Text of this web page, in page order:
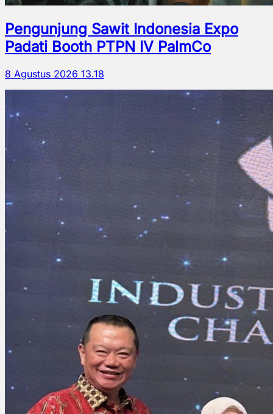
Pengunjung Sawit Indonesia Expo
Padati Booth PTPN IV PalmCo
8 Agustus 2026 13.18